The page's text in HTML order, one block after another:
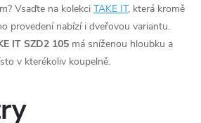
Vsaďte na kolekci TAKE IT, která kromě
provedení nabízí i dveřovou variantu.
IT SZD2 105 má sníženou hloubku a
v kterékoliv koupelně.